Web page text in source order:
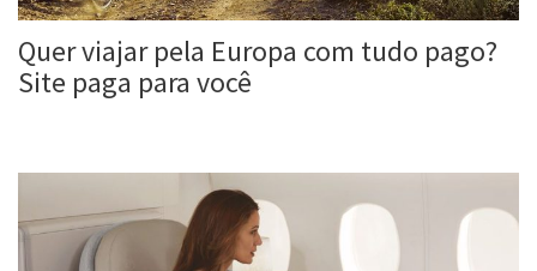
Quer viajar pela Europa com tudo pago?
Site paga para você